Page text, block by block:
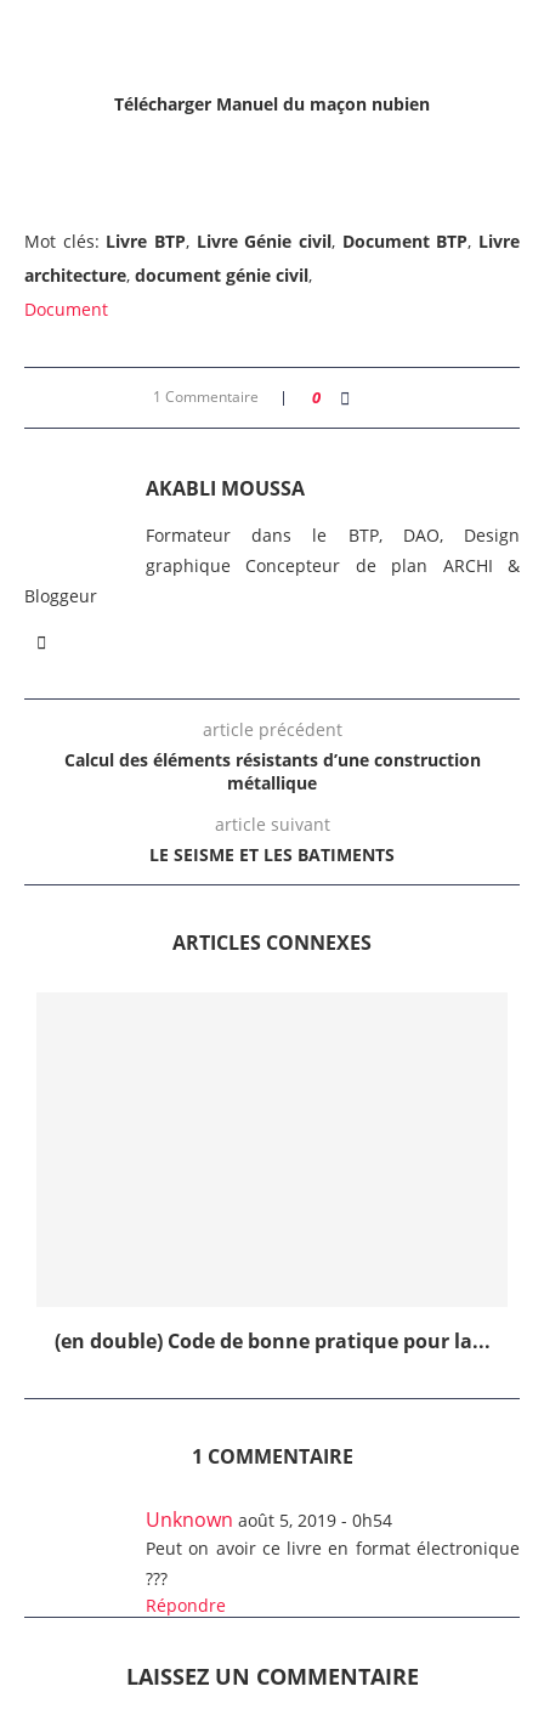
Télécharger Manuel du maçon nubien
Mot clés: Livre BTP, Livre Génie civil, Document BTP, Livre
architecture, document génie civil,
Document
1 Commentaire 0
AKABLI MOUSSA
Formateur dans le BTP, DAO, Design
graphique Concepteur de plan ARCHI &
Bloggeur
article précédent
Calcul des éléments résistants d’une construction
métallique
article suivant
LE SEISME ET LES BATIMENTS
ARTICLES CONNEXES
(en double) Code de bonne pratique pour la...
1 COMMENTAIRE
Unknown août 5, 2019 - 0h54
Peut on avoir ce livre en format électronique
???
Répondre
LAISSEZ UN COMMENTAIRE